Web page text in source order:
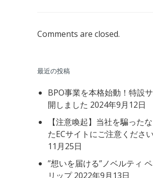
Comments are closed.
最近の投稿
BPO事業を本格始動！特設
開しました 2024年9月12日
【注意喚起】当社を騙った
たECサイトにご注意ください
11月25日
”想いを届ける”ノベルティ
リップ 2022年9月13日